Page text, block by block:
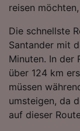
reisen
Die schnellste
Santander mit
Minuten. In der
über 124 km
müssen
umsteigen, da
auf dieser